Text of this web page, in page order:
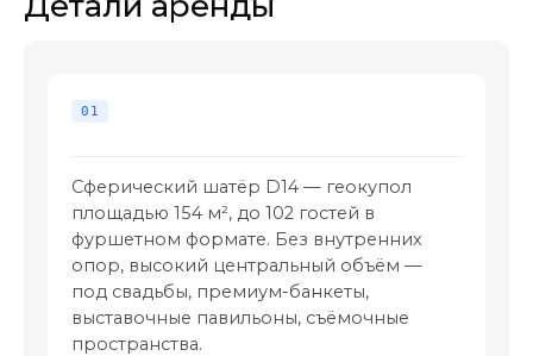
Сферический шатёр D14 — геокупол
площадью 154 м², до 102 гостей в
фуршетном формате. Без внутренних
опор, высокий центральный объём —
под свадьбы, премиум-банкеты,
выставочные павильоны, съёмочные
пространства.